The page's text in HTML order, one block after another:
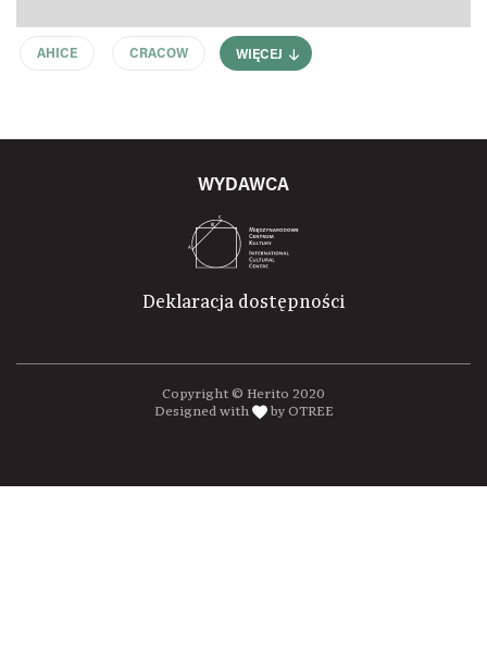
AHICE CRACOW WIĘCEJ
WYDAWCA
Deklaracja dostępności
Copyright © Herito 2020
Designed with
by OTREE